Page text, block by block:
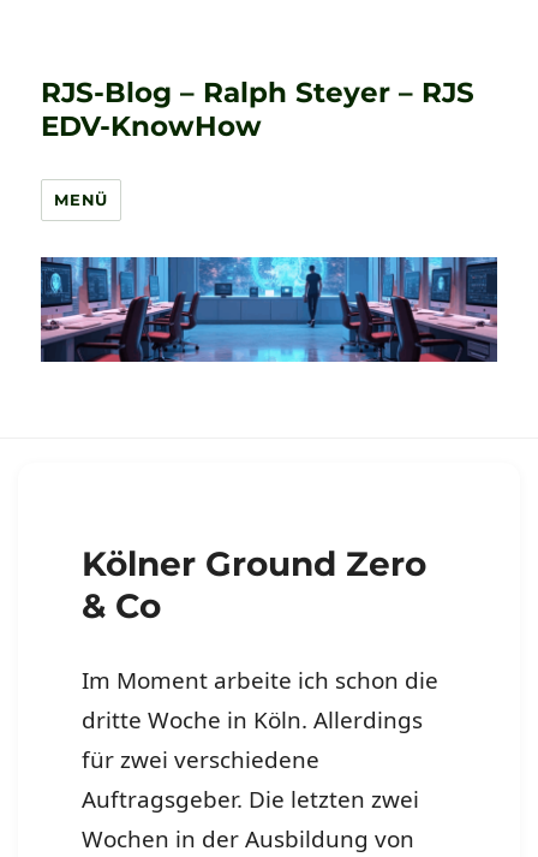
RJS-Blog – Ralph Steyer – RJS
EDV-KnowHow
MENÜ
Kölner Ground Zero
& Co
Im Moment arbeite ich schon die
dritte Woche in Köln. Allerdings
für zwei verschiedene
Auftragsgeber. Die letzten zwei
Wochen in der Ausbildung von